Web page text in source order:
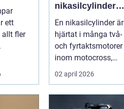
ett
allt fler
nikasilcylinder
för motorcykel
och snöskoter
En nikasilcylinder är
hjärtat i många två-
och fyrtaktsmotorer
inom motocross,
enduro och
snöskoter....
02 april 2026